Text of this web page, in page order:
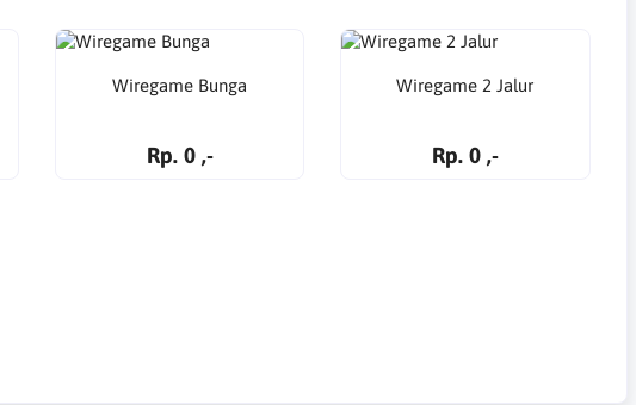
Wiregame Bunga
Rp. 0 ,-
Wiregame 2 Jalur
Rp. 0 ,-